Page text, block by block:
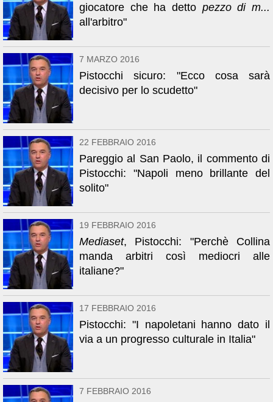
giocatore che ha detto pezzo di m...
all'arbitro"
7 MARZO 2016
Pistocchi sicuro: "Ecco cosa sarà
decisivo per lo scudetto"
22 FEBBRAIO 2016
Pareggio al San Paolo, il commento di
Pistocchi: "Napoli meno brillante del
solito"
19 FEBBRAIO 2016
Mediaset, Pistocchi: "Perchè Collina
manda arbitri così mediocri alle
italiane?"
17 FEBBRAIO 2016
Pistocchi: "I napoletani hanno dato il
via a un progresso culturale in Italia"
7 FEBBRAIO 2016